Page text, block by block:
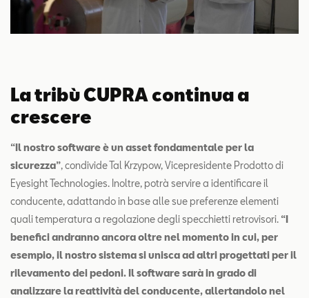
La tribù CUPRA continua a
crescere
“Il nostro software è un asset fondamentale per la
sicurezza”, condivide Tal Krzypow, Vicepresidente Prodotto di
Eyesight Technologies. Inoltre, potrà servire a identificare il
conducente, adattando in base alle sue preferenze elementi
quali temperatura a regolazione degli specchietti retrovisori. “I
benefici andranno ancora oltre nel momento in cui, per
esempio, il nostro sistema si unisca ad altri progettati per il
rilevamento dei pedoni. Il software sarà in grado di
analizzare la reattività del conducente, allertandolo nel